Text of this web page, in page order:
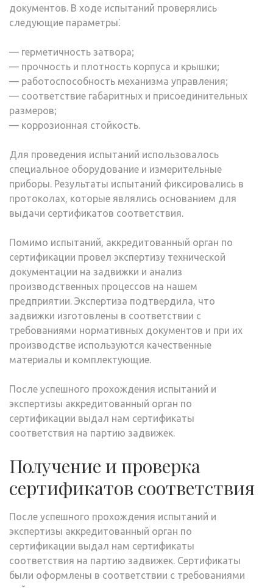
документов. В ходе испытаний проверялись
следующие параметры⁚
— герметичность затвора;
— прочность и плотность корпуса и крышки;
— работоспособность механизма управления;
— соответствие габаритных и присоединительных
размеров;
— коррозионная стойкость.
Для проведения испытаний использовалось
специальное оборудование и измерительные
приборы. Результаты испытаний фиксировались в
протоколах, которые являлись основанием для
выдачи сертификатов соответствия.
Помимо испытаний, аккредитованный орган по
сертификации провел экспертизу технической
документации на задвижки и анализ
производственных процессов на нашем
предприятии. Экспертиза подтвердила, что
задвижки изготовлены в соответствии с
требованиями нормативных документов и при их
производстве используются качественные
материалы и комплектующие.
После успешного прохождения испытаний и
экспертизы аккредитованный орган по
сертификации выдал нам сертификаты
соответствия на партию задвижек.
Получение и проверка
сертификатов соответствия
После успешного прохождения испытаний и
экспертизы аккредитованный орган по
сертификации выдал нам сертификаты
соответствия на партию задвижек. Сертификаты
были оформлены в соответствии с требованиями